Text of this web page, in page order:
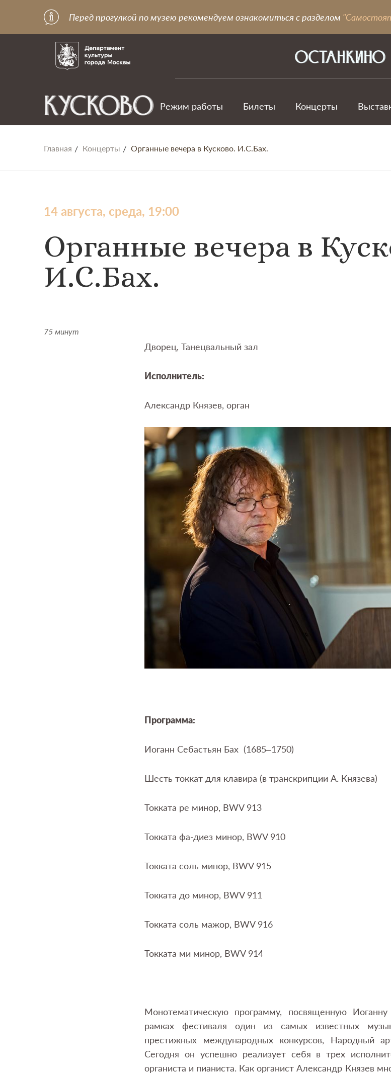
Перед прогулкой по музею рекомендуем ознакомиться с разделом
Режим работы Билеты Концерты
Главная Концерты Органные вечера в Кусково. И.С.Бах.
14 августа, среда, 19:00
Органные вечера в
И.С.Бах.
75 минут
Дворец, Танецвальный зал
Исполнитель:
Александр Князев, орган
Программа:
Иоганн Себастьян Бах (1685–1750)
Шесть токкат для клавира (в транскрипции А. Князева)
Токката ре минор, BWV 913
Токката фа-диез минор, BWV 910
Токката соль минор, BWV 915
Токката до минор, BWV 911
Токката соль мажор, BWV 916
Токката ми минор, BWV 914
Монотематическую программу, посвященную
рамках фестиваля один из самых известных
престижных международных конкурсов, Народный
Сегодня он успешно реализует себя в трех
органиста и пианиста. Как органист Александр Князев